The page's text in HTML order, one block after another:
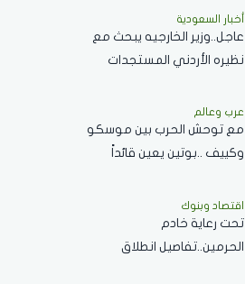
عبدالعزيز من الدرجة الثالثة
أخبار السعودية
عاجل..وزير الخارجيه يبحث مع
نظيره الأردني المستجدات
في الضفة الغربية وغزة
عرب وعالم
مع توحش الحرب بين موسكو
وكييف ..بوتين يعين قائداً
اقتصاد وبنوك
تحت رعاية خادم
الحرمين..تفاصيل انطلاق